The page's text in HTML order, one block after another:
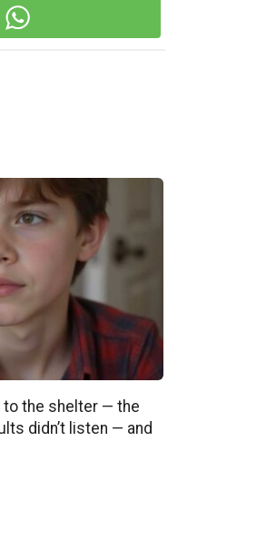
to the shelter — the
didn’t listen — and